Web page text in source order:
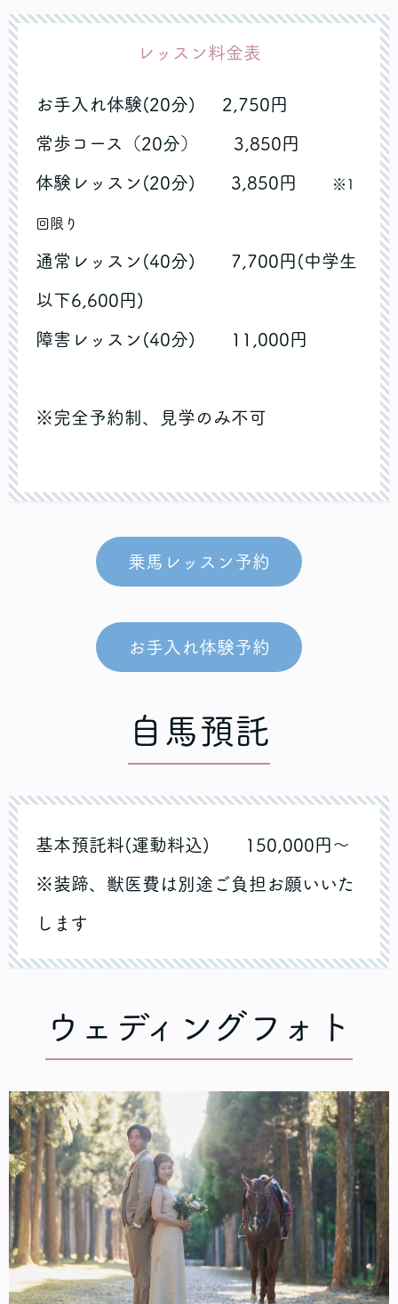
レッスン料金表
お手入れ体験(20分) 2,750円
常歩コース（20分） 3,850円
体験レッスン(20分) 3,850円 ※1
回限り
通常レッスン(40分) 7,700円(中学生
以下6,600円)
障害レッスン(40分) 11,000円
※完全予約制、見学のみ不可
乗馬レッスン予約
お手入れ体験予約
自馬預託
基本預託料(運動料込) 150,000円～
※装蹄、獣医費は別途ご負担お願いいた
します
ウェディングフォト